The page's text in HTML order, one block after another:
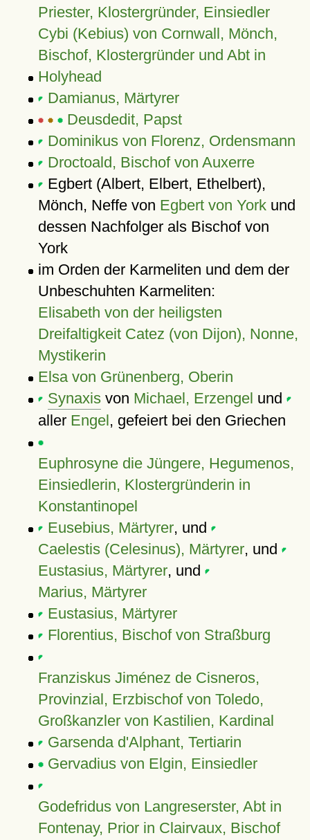
Priester, Klostergründer, Einsiedler
Cybi (Kebius) von Cornwall, Mönch,
Bischof, Klostergründer und Abt in
Holyhead
Damianus, Märtyrer
Deusdedit, Papst
Dominikus von Florenz, Ordensmann
Droctoald, Bischof von Auxerre
Egbert (Albert, Elbert, Ethelbert),
Mönch, Neffe von Egbert von Yorkund
dessen Nachfolger als Bischof von
York
im Orden der Karmeliten und dem der
Unbeschuhten Karmeliten:
Elisabeth von der heiligsten
Dreifaltigkeit Catez (von Dijon), Nonne,
Mystikerin
Elsa von Grünenberg, Oberin
Synaxisvon Michael, Erzengel und
aller Engel, gefeiert bei den Griechen
Euphrosyne die Jüngere, Hegumenos,
Einsiedlerin, Klostergründerin in
Konstantinopel
Eusebius, Märtyrer, und
Caelestis (Celesinus), Märtyrer, und
Eustasius, Märtyrer, und
Marius, Märtyrer
Eustasius, Märtyrer
Florentius, Bischof von Straßburg
Franziskus Jiménez de Cisneros,
Provinzial, Erzbischof von Toledo,
Großkanzler von Kastilien, Kardinal
Garsenda d'Alphant, Tertiarin
Gervadius von Elgin, Einsiedler
Godefridus von Langreserster, Abt in
Fontenay, Prior in Clairvaux, Bischof